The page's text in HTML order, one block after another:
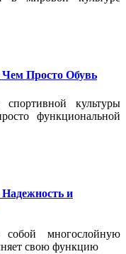
Просто Обувь
культуры
функциональной
и
собой многослойную
свою функцию